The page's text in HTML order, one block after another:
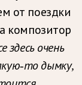
от поездки
композитор
здесь очень
то дымку,